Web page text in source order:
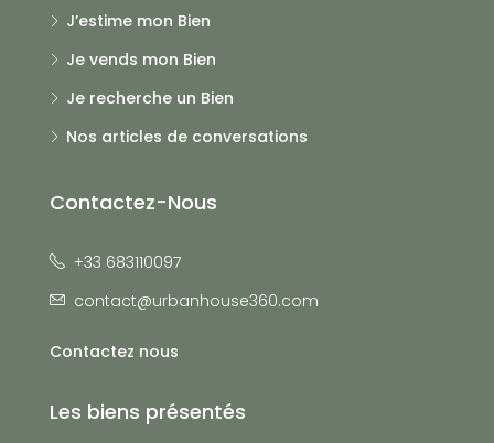
J’estime mon Bien
Je vends mon Bien
Je recherche un Bien
Nos articles de conversations
Contactez-Nous
+33 683110097
contact@urbanhouse360.com
Contactez nous
Les biens présentés